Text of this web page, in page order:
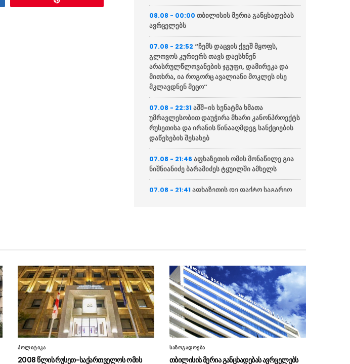
08.08 - 00:00თბილისის მერია განცხადებას
ავრცელებს
07.08 - 22:52“ჩემს დაცვის ქვეშ მყოფს,
გლოვოს კურიერს თავს დაესხნენ
არასრულწლოვანების ჯგუფი, დამირეკა და
მითხრა, ია როგორც ავალიანი მოკლეს ისე
მკლავდნენ მეცო”
07.08 - 22:31აშშ-ის სენატმა ხმათა
უმრავლესობით დაუჭირა მხარი კანონპროექტს
რუსეთისა და ირანის წინააღმდეგ სანქციების
დაწესების შესახებ
07.08 - 21:46აფხაზეთის ომის მონაწილე გია
ნიშნიანიძე ბარამიძეს ტყუილში ამხელს
07.08 - 21:41აფხაზეთის დე ფაქტო საგარეო
07.08 - 21:15ეკა კუპატაძე მიმართვას
ავრცელებს
07.08 - 21:04“ფარულ ჩანაწერში ნია იმნაძე
და მამამისი განიხილავდნენ, როგორ ჩაიდინა
ალექსანდრე გაბაშვილმა დანაშაული”
07.08 - 20:20 “საფრანგეთი არ დაუშვებს
პოლიტიკა
2008 წლის რუსეთ-საქართველოს ომის
საზოგადოება
თბილისის მერია განცხადებას ავრცელებს